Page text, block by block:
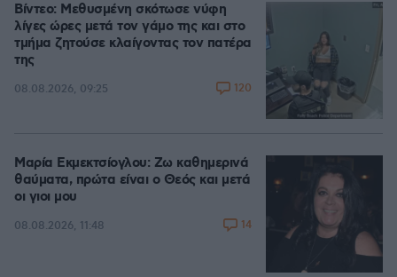
Βίντεο: Μεθυσμένη σκότωσε νύφη
λίγες ώρες μετά τον γάμο της και στο
τμήμα ζητούσε κλαίγοντας τον πατέρα
της
08.08.2026, 09:25 120
Μαρία Εκμεκτσίογλου: Ζω καθημερινά
θαύματα, πρώτα είναι ο Θεός και μετά
οι γιοι μου
08.08.2026, 11:48 14